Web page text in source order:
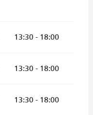
13:30 - 18:00
13:30 - 18:00
13:30 - 18:00